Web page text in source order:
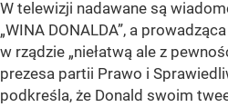
W telewizji nadawane są
„WINA DONALDA”, a
w rządzie „niełatwą ale z
prezesa partii Prawo i
podkreśla, że Donald swoim